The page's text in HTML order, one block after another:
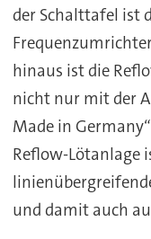
der Schalttafel ist
hinaus ist die
nicht nur mit der
Made in
Reflow-Lötanlage
und damit auch